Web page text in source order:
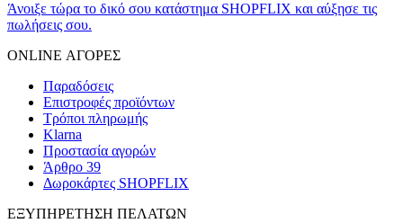
Άνοιξε τώρα το δικό σου κατάστημα SHOPFLIX και αύξησε τις
πωλήσεις σου.
ONLINE ΑΓΟΡΕΣ
Παραδόσεις
Επιστροφές προϊόντων
Τρόποι πληρωμής
Klarna
Προστασία αγορών
Άρθρο 39
Δωροκάρτες SHOPFLIX
ΕΞΥΠΗΡΕΤΗΣΗ ΠΕΛΑΤΩΝ